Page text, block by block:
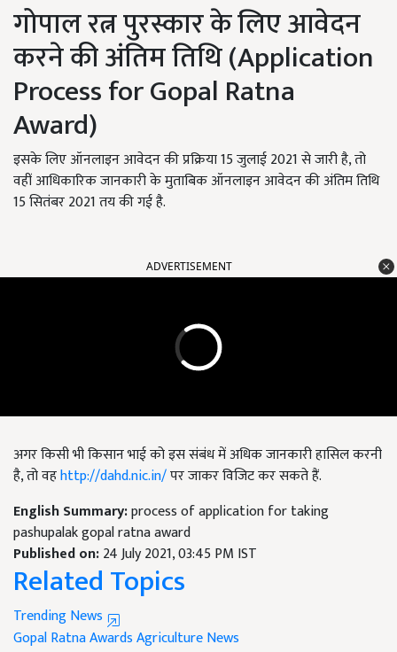
गोपाल रत्न पुरस्कार के लिए आवेदन
करने की अंतिम तिथि (Application
Process for Gopal Ratna
Award)
इसके लिए ऑनलाइन आवेदन की प्रक्रिया 15 जुलाई 2021 से जारी है, तो
वहीं आधिकारिक जानकारी के मुताबिक ऑनलाइन आवेदन की अंतिम तिथि
15 सितंबर 2021 तय की गई है.
ADVERTISEMENT
अगर किसी भी किसान भाई को इस संबंध में अधिक जानकारी हासिल करनी
है, तो वहhttp://dahd.nic.in/पर जाकर विजिट कर सकते हैं.
English Summary:process of application for taking
pashupalak gopal ratna award
Published on:24 July 2021, 03:45 PM IST
Related Topics
Trending News
Gopal Ratna AwardsAgriculture News